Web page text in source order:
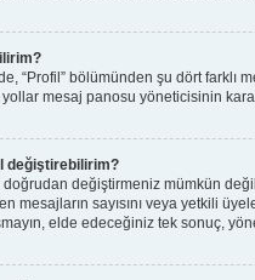
“Profil” bölümünden şu dört
mesaj panosu yöneticisinin
değiştirebilirim?
değiştirmeniz mümkün
mesajların sayısını veya yetkili
elde edeceğiniz tek sonuç,